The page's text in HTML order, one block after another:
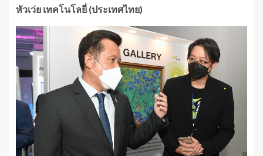
หัวเว่ย เทคโนโลยี่ (ประเทศไทย)